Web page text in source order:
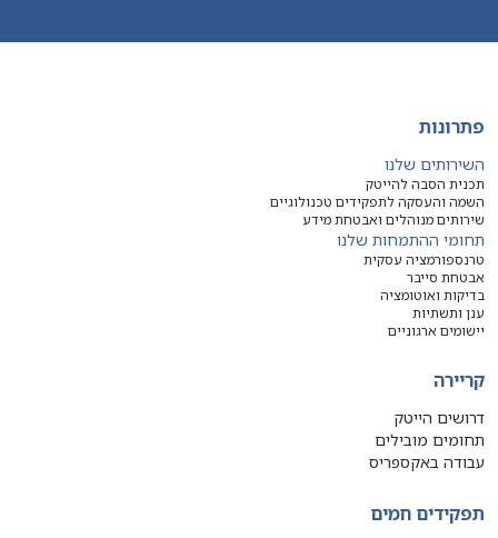
פתרונות
השירותים שלנו
תכנית הסבה להייטק
השמה והעסקה לתפקידים טכנולוגיים
שירותים מנוהלים ואבטחת מידע
תחומי ההתמחות שלנו
טרנספורמציה עסקית
אבטחת סייבר
בדיקות ואוטומציה
ענן ותשתיות
יישומים ארגוניים
קריירה
דרושים הייטק
תחומים מובילים
עבודה באקספריס
תפקידים חמים